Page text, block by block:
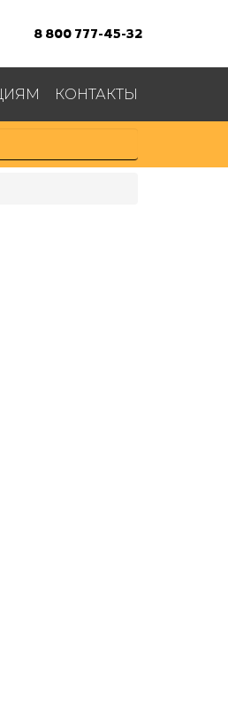
8 800 777-45-32
КОНТАКТЫ